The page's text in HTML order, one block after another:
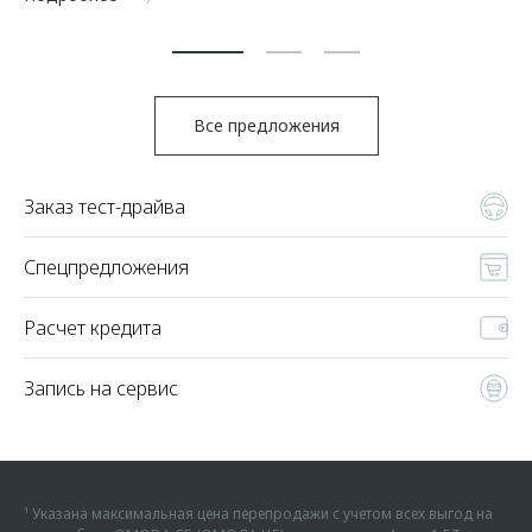
Все предложения
Заказ тест-драйва
Спецпредложения
Расчет кредита
Запись на сервис
¹ Указана максимальная цена перепродажи с учетом всех выгод на